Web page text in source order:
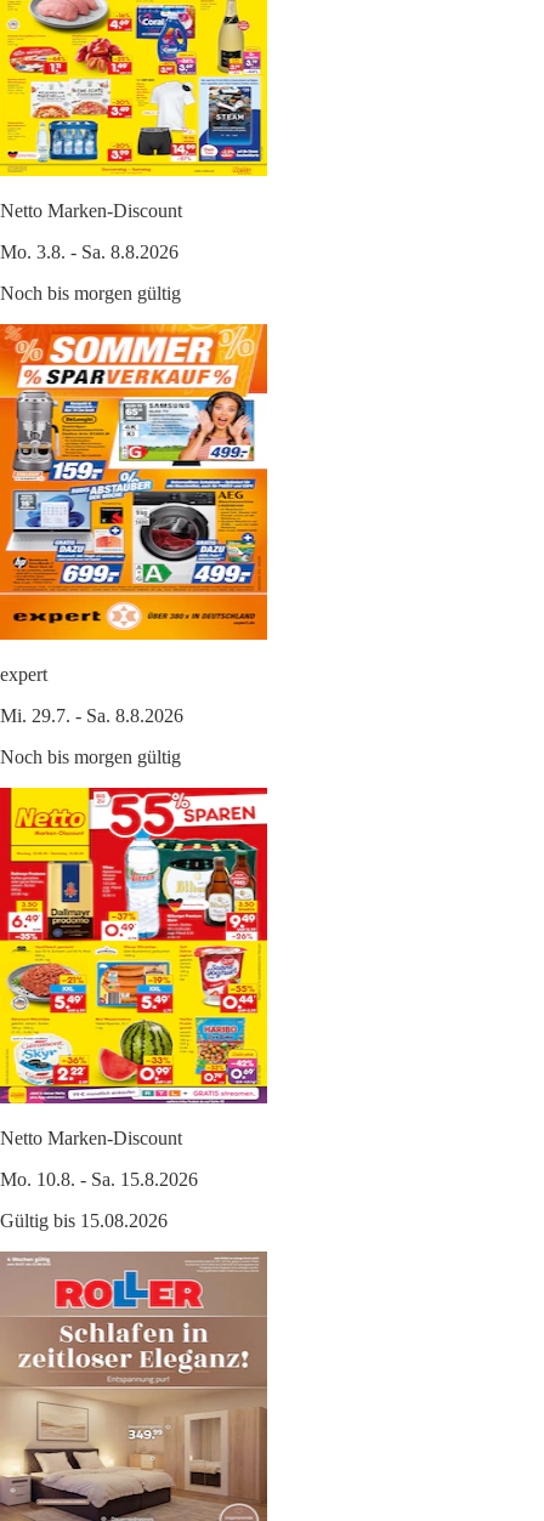
Netto Marken-Discount
Mo. 3.8. - Sa. 8.8.2026
Noch bis morgen gültig
expert
Mi. 29.7. - Sa. 8.8.2026
Noch bis morgen gültig
Netto Marken-Discount
Mo. 10.8. - Sa. 15.8.2026
Gültig bis 15.08.2026